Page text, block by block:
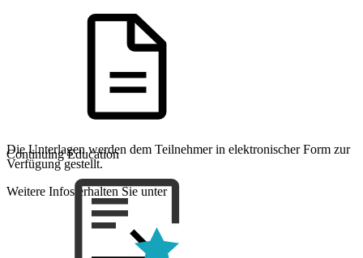
Die Unterlagen werden dem Teilnehmer in elektronischer Form zur
Verfügung gestellt.
Weitere Infos erhalten Sie unter
Continuing Education